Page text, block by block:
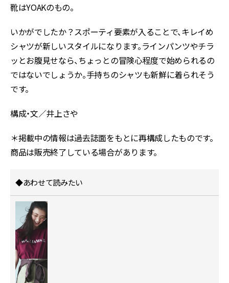
靴はYOAKのもの。
いかがでしたか？スポーティ要素が入ることで、キレイめ
シャツが新しいスタイルになります。ラインパンツやチラ
ッとお腹見せなら、ちょっとの冒険心程度で始められるの
ではないでしょうか。手持ちのシャツも新鮮に着られそう
です。
構成・文／井上さや
＊掲載中の情報は過去誌面をもとに再構成したものです。
商品は販売終了している場合があります。
◆あわせて読みたい